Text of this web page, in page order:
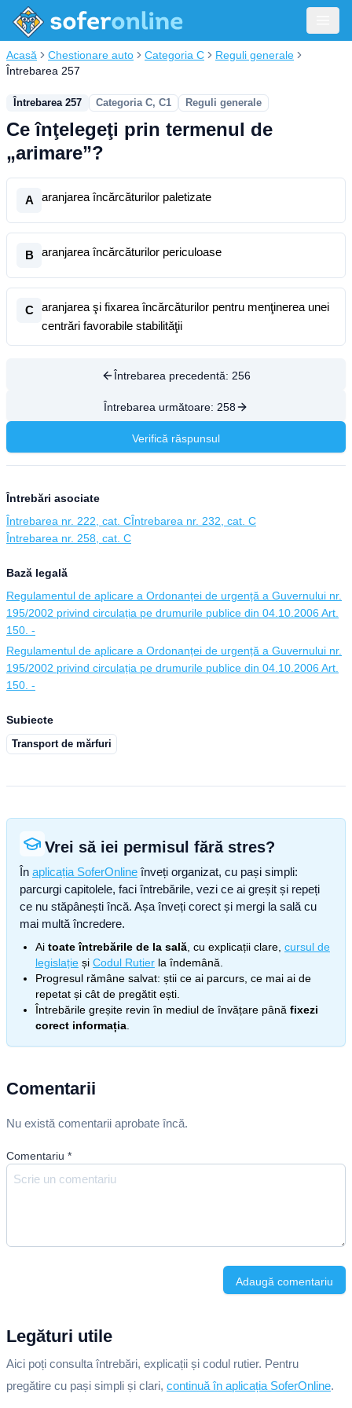
Acasă Chestionare auto Categoria C
Reguli generale
Întrebarea 257
Întrebarea 257 Categoria C, C1 Reguli generale
Ce înţelegeţi prin termenul de
„arimare”?
A aranjarea încărcăturilor paletizate
B aranjarea încărcăturilor periculoase
C
aranjarea şi fixarea încărcăturilor pentru menţinerea unei
centrări favorabile stabilităţii
Întrebarea precedentă: 256
Întrebarea următoare: 258
Verifică răspunsul
Întrebări asociate
Întrebarea nr. 222, cat. CÎntrebarea nr. 232, cat. C
Întrebarea nr. 258, cat. C
Bază legală
Regulamentul de aplicare a Ordonanței de urgență a Guvernului nr.
195/2002 privind circulația pe drumurile publice din 04.10.2006 Art.
150. -
Regulamentul de aplicare a Ordonanței de urgență a Guvernului nr.
195/2002 privind circulația pe drumurile publice din 04.10.2006 Art.
150. -
Subiecte
Transport de mărfuri
Vrei să iei permisul fără stres?
În aplicația SoferOnline înveți organizat, cu pași simpli:
parcurgi capitolele, faci întrebările, vezi ce ai greșit și repeți
ce nu stăpânești încă. Așa înveți corect și mergi la sală cu
mai multă încredere.
Ai toate întrebările de la sală , cu explicații clare, cursul de
legislație și Codul Rutier la îndemână.
Progresul rămâne salvat: știi ce ai parcurs, ce mai ai de
repetat și cât de pregătit ești.
Întrebările greșite revin în mediul de învățare până fixezi
corect informația
Comentarii
Nu există comentarii aprobate încă.
Comentariu *
Adaugă comentariu
Legături utile
Aici poți consulta întrebări, explicații și codul rutier. Pentru
pregătire cu pași simpli și clari, continuă în aplicația SoferOnline.